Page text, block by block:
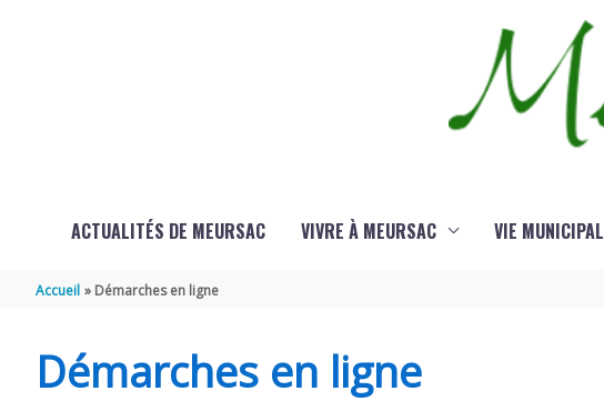
ACTUALITÉS DE MEURSAC VIVRE À MEURSAC VIE
Accueil Démarches en ligne
Démarches en ligne